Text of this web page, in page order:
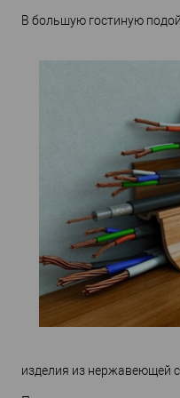
В большую гостиную
изделия из нержавеющей